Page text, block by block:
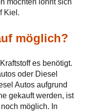
Kiel.
möglich?
es benötigt.
oder Diesel
Autos aufgrund
gekauft werden, ist
möglich. In